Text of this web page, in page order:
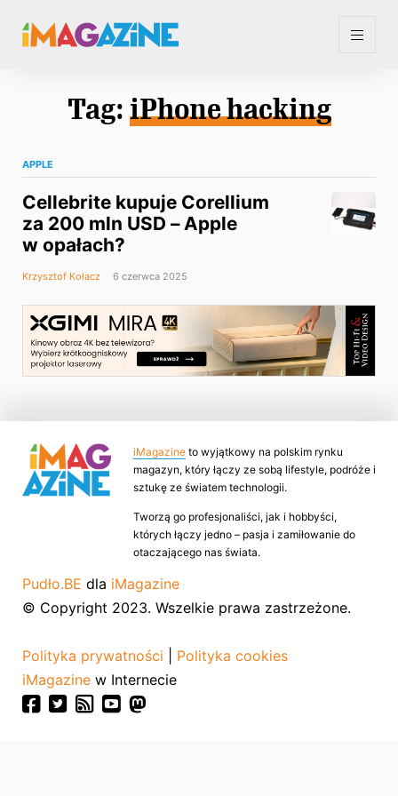
Tag: iPhone hacking
APPLE
Cellebrite kupuje Corellium
za 200 mln USD – Apple
w opałach?
Krzysztof Kołacz 6 czerwca 2025
iMagazine to wyjątkowy na polskim rynku
magazyn, który łączy ze sobą lifestyle, podróże i
sztukę ze światem technologii.
Tworzą go profesjonaliści, jak i hobbyści,
których łączy jedno – pasja i zamiłowanie do
otaczającego nas świata.
Pudło.BE dla iMagazine
© Copyright 2023. Wszelkie prawa zastrzeżone.
Polityka prywatności
Polityka cookies
iMagazine w Internecie